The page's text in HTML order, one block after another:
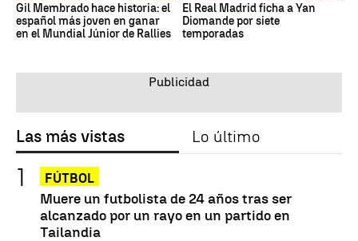
Gil Membrado hace historia: el
español más joven en ganar
en el Mundial Júnior de Rallies
El Real Madrid ficha a Yan
Diomande por siete
temporadas
Las más vistas Lo último
FÚTBOL
Muere un futbolista de 24 años tras ser
alcanzado por un rayo en un partido en
Tailandia